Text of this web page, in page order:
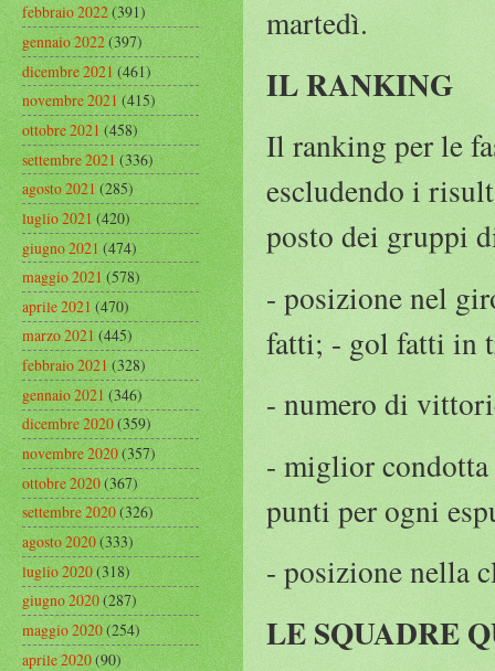
martedì.
IL RANKING
Il ranking per le
escludendo i
posto dei gruppi
- posizione nel
fatti; - gol fatti in
- numero di
- miglior
punti per ogni
- posizione nella
LE SQUADRE
febbraio 2022(391)
gennaio 2022(397)
dicembre 2021(461)
novembre 2021(415)
ottobre 2021(458)
settembre 2021(336)
agosto 2021(285)
luglio 2021(420)
giugno 2021(474)
maggio 2021(578)
aprile 2021(470)
marzo 2021(445)
febbraio 2021(328)
gennaio 2021(346)
dicembre 2020(359)
novembre 2020(357)
ottobre 2020(367)
settembre 2020(326)
agosto 2020(333)
luglio 2020(318)
giugno 2020(287)
maggio 2020(254)
aprile 2020(90)